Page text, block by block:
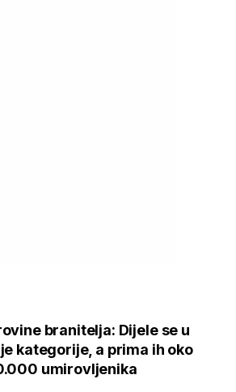
branitelja: Dijele se u
kategorije, a prima ih oko
umirovljenika